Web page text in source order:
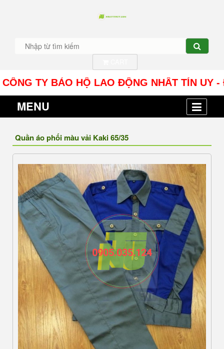
TY BẢO HỘ LAO ĐỘNG NHÂT TÍN UY -
MENU
Quần áo phối màu vải Kaki 65/35